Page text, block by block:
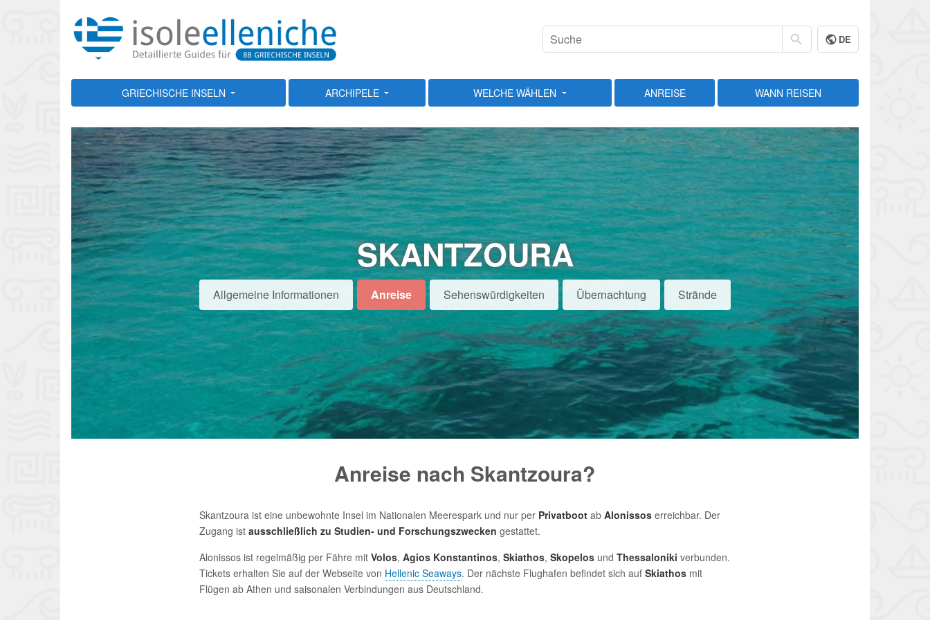
DE
GRIECHISCHE INSELN ARCHIPELE WELCHE WÄHLEN ANREISE WANN REISEN
SKANTZOURA
Allgemeine Informationen Anreise Sehenswürdigkeiten Übernachtung Strände
Anreise nach Skantzoura?
Skantzoura ist eine unbewohnte Insel im Nationalen Meerespark und nur per Privatbootab Alonissoserreichbar. Der
Zugang ist ausschließlich zu Studien- und Forschungszwecken gestattet.
Alonissos ist regelmäßig per Fähre mit Volos, Agios Konstantinos, Skiathos, Skopelosund Thessaloniki verbunden.
Tickets erhalten Sie auf der Webseite von Hellenic Seaways. Der nächste Flughafen befindet sich auf Skiathosmit
Flügen ab Athen und saisonalen Verbindungen aus Deutschland.